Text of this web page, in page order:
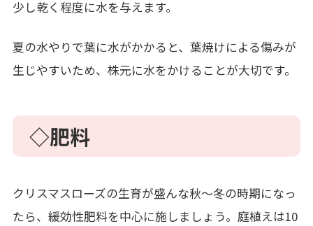
少し乾く程度に水を与えます。
夏の水やりで葉に水がかかると、葉焼けによる傷みが
生じやすいため、株元に水をかけることが大切です。
◇肥料
クリスマスローズの生育が盛んな秋～冬の時期になっ
たら、緩効性肥料を中心に施しましょう。庭植えは10